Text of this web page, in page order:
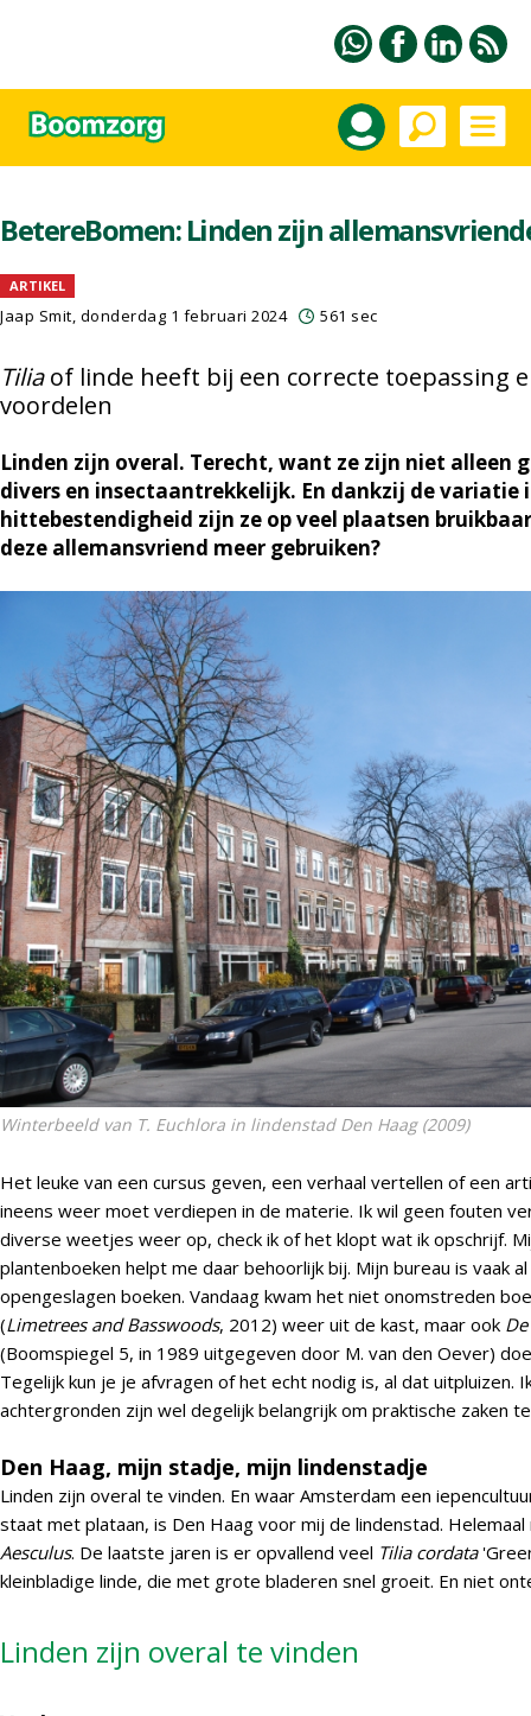
BetereBomen: Linden zijn
ARTIKEL
Jaap Smit, donderdag 1 februari 2024 561 sec
Tiliaof linde heeft bij een correcte toepassing
voordelen
Linden zijn overal. Terecht, want ze zijn niet alleen
divers en insectaantrekkelijk. En dankzij de variatie
hittebestendigheid zijn ze op veel plaatsen
deze allemansvriend meer gebruiken?
Winterbeeld van T. Euchlora in lindenstad Den Haag (2009)
Het leuke van een cursus geven, een verhaal vertellen of een
ineens weer moet verdiepen in de materie. Ik wil geen fouten
diverse weetjes weer op, check ik of het klopt wat ik opschrijf.
plantenboeken helpt me daar behoorlijk bij. Mijn bureau is vaak
opengeslagen boeken. Vandaag kwam het niet onomstreden
(Limetrees and Basswoods, 2012) weer uit de kast, maar ook
(Boomspiegel 5, in 1989 uitgegeven door M. van den Oever)
Tegelijk kun je je afvragen of het echt nodig is, al dat uitpluizen.
achtergronden zijn wel degelijk belangrijk om praktische zaken
Den Haag, mijn stadje, mijn lindenstadje
Linden zijn overal te vinden. En waar Amsterdam een
staat met plataan, is Den Haag voor mij de lindenstad.
Aesculus. De laatste jaren is er opvallend veel Tilia cordata
kleinbladige linde, die met grote bladeren snel groeit. En niet
Linden zijn overal te vinden